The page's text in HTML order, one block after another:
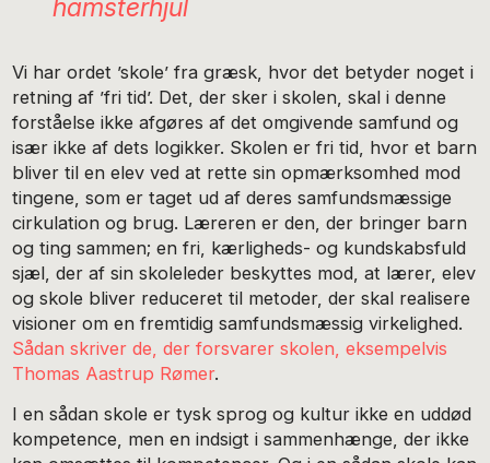
hamsterhjul
Vi har ordet ’skole’ fra græsk, hvor det betyder noget i
retning af ’fri tid’. Det, der sker i skolen, skal i denne
forståelse ikke afgøres af det omgivende samfund og
især ikke af dets logikker. Skolen er fri tid, hvor et barn
bliver til en elev ved at rette sin opmærksomhed mod
tingene, som er taget ud af deres samfundsmæssige
cirkulation og brug. Læreren er den, der bringer barn
og ting sammen; en fri, kærligheds- og kundskabsfuld
sjæl, der af sin skoleleder beskyttes mod, at lærer, elev
og skole bliver reduceret til metoder, der skal realisere
visioner om en fremtidig samfundsmæssig virkelighed.
Sådan skriver de, der forsvarer skolen, eksempelvis
Thomas Aastrup Rømer.
I en sådan skole er tysk sprog og kultur ikke en uddød
kompetence, men en indsigt i sammenhænge, der ikke